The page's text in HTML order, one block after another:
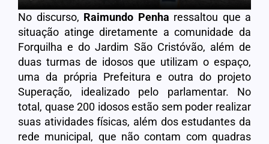
No discurso, Raimundo Penha ressaltou que a
situação atinge diretamente a comunidade da
Forquilha e do Jardim São Cristóvão, além de
duas turmas de idosos que utilizam o espaço,
uma da própria Prefeitura e outra do projeto
Superação, idealizado pelo parlamentar. No
total, quase 200 idosos estão sem poder realizar
suas atividades físicas, além dos estudantes da
rede municipal, que não contam com quadras